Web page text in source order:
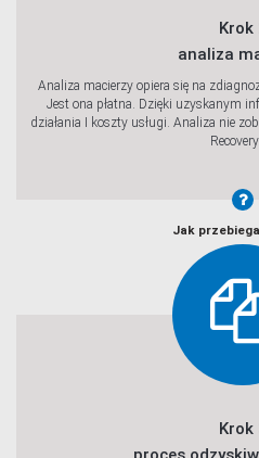
Krok
analiza
Analiza macierzy opiera się na
Jest ona płatna. Dzięki uzyskanym
działania I koszty usługi. Analiza nie
Jak
Krok